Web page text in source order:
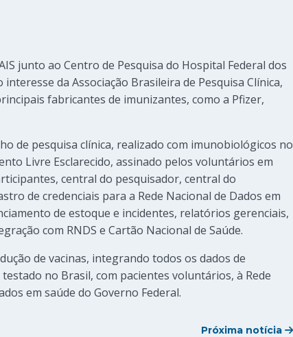
junto ao Centro de Pesquisa do Hospital Federal dos
da Associação Brasileira de Pesquisa Clínica,
fabricantes de imunizantes, como a Pfizer,
de pesquisa clínica, realizado com imunobiológicos no
Livre Esclarecido, assinado pelos voluntários em
central do pesquisador, central do
de credenciais para a Rede Nacional de Dados em
de estoque e incidentes, relatórios gerenciais,
com RNDS e Cartão Nacional de Saúde.
de vacinas, integrando todos os dados de
no Brasil, com pacientes voluntários, à Rede
em saúde do Governo Federal.
Próxima notícia